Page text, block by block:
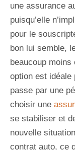
une assurance
puisqu’elle
pour le
bon lui semble,
beaucoup
option est idéale
passe par une
choisir une
se stabiliser et
nouvelle
contrat auto, ce